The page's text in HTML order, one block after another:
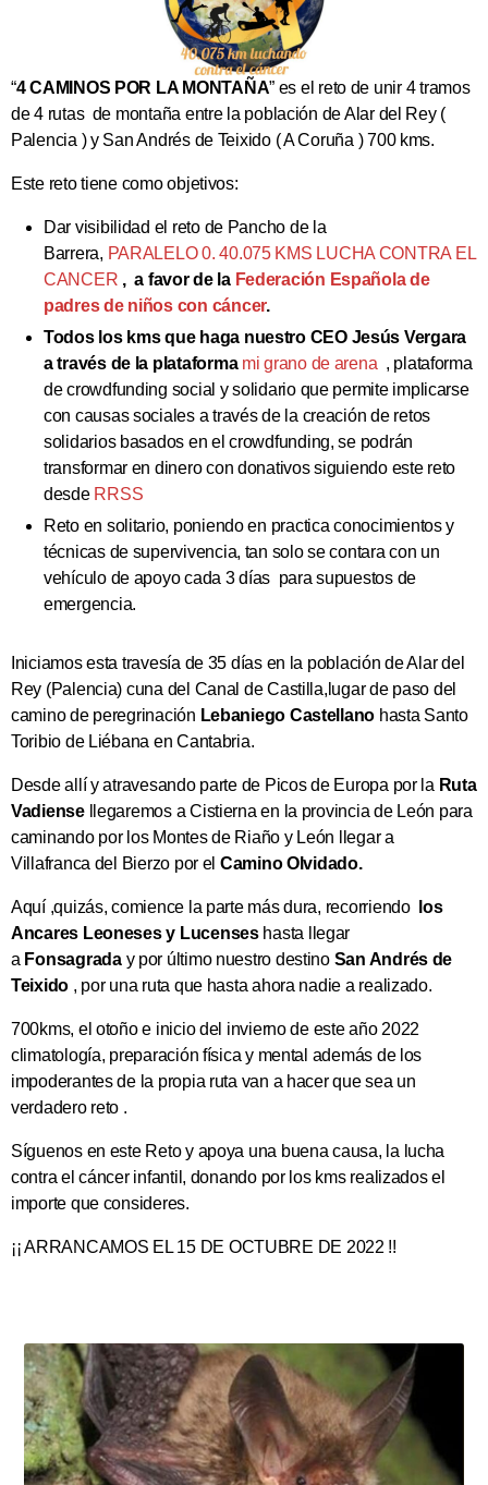
“4 CAMINOS POR LA MONTAÑA” es el reto de unir 4 tramos
de 4 rutas de montaña entre la población de Alar del Rey (
Palencia ) y San Andrés de Teixido ( A Coruña ) 700 kms.
Este reto tiene como objetivos:
Dar visibilidad el reto de Pancho de la
Barrera, PARALELO 0. 40.075 KMS LUCHA CONTRA EL
CANCER , a favor de la Federación Española de
padres de niños con cáncer.
Todos los kms que haga nuestro CEO Jesús Vergara
a través de la plataforma mi grano de arena , plataforma
de crowdfunding social y solidario que permite implicarse
con causas sociales a través de la creación de retos
solidarios basados en el crowdfunding, se podrán
transformar en dinero con donativos siguiendo este reto
desde RRSS
Reto en solitario, poniendo en practica conocimientos y
técnicas de supervivencia, tan solo se contara con un
vehículo de apoyo cada 3 días para supuestos de
emergencia.
Iniciamos esta travesía de 35 días en la población de Alar del
Rey (Palencia) cuna del Canal de Castilla,lugar de paso del
camino de peregrinación Lebaniego Castellano hasta Santo
Toribio de Liébana en Cantabria.
Desde allí y atravesando parte de Picos de Europa por la Ruta
Vadiensellegaremos a Cistierna en la provincia de León para
caminando por los Montes de Riaño y León llegar a
Villafranca del Bierzo por el Camino Olvidado.
Aquí ,quizás, comience la parte más dura, recorriendo
los
Ancares Leoneses y Lucenseshasta llegar
a Fonsagraday por último nuestro destino San Andrés de
Teixido , por una ruta que hasta ahora nadie a realizado.
700kms, el otoño e inicio del invierno de este año 2022
climatología, preparación física y mental además de los
impoderantes de la propia ruta van a hacer que sea un
verdadero reto .
Síguenos en este Reto y apoya una buena causa, la lucha
contra el cáncer infantil, donando por los kms realizados el
importe que consideres.
¡¡ ARRANCAMOS EL 15 DE OCTUBRE DE 2022 !!